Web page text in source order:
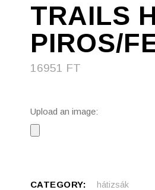
TRAILS
PIROS/
16951 FT
Upload an image:
CATEGORY: hátizsák